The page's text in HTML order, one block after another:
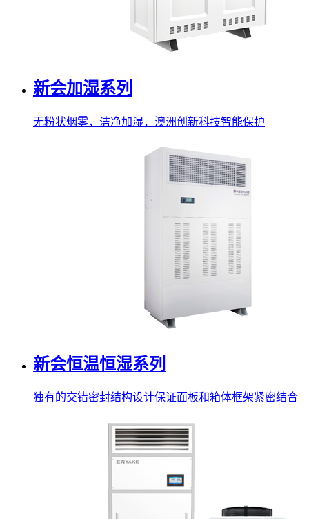
新会加湿系列
无粉状烟雾，洁净加湿，澳洲创新科技智能保护
新会恒温恒湿系列
独有的交错密封结构设计保证面板和箱体框架紧密结合